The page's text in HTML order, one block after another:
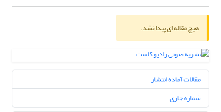
هیچ مقاله ای پیدا نشد.
مقالات آماده انتشار
شماره جاری